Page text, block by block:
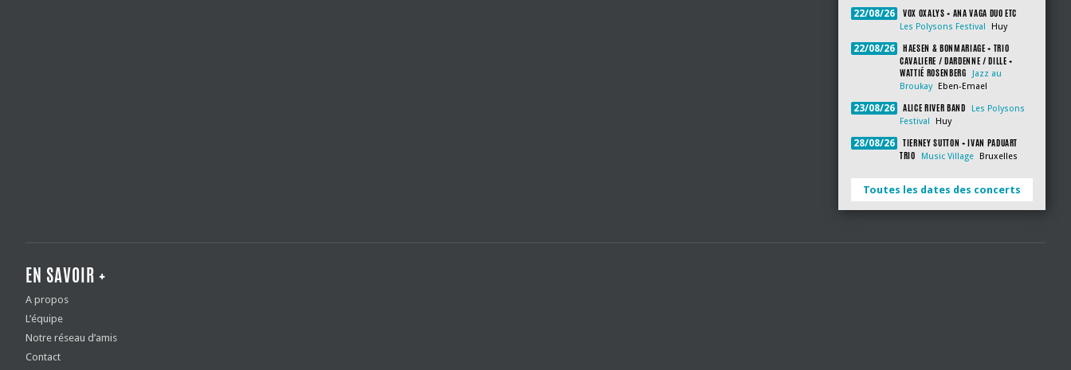
22/08/26 VOX OXALYS + ANA VAGA DUO ETC
Les Polysons Festival Huy
22/08/26
HAESEN & BONMARIAGE + TRIO
CAVALIERE / DARDENNE / DILLE +
WATTIÉ ROSENBERG
Jazz au
Broukay
Eben-Emael
23/08/26 ALICE RIVER BAND
Les Polysons
Festival
Huy
28/08/26
TIERNEY SUTTON + IVAN PADUART
TRIO
Music Village Bruxelles
Toutes les dates des concerts
EN SAVOIR +
A propos
L’équipe
Notre réseau d’amis
Contact